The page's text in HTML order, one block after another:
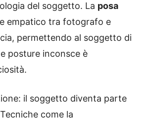
del soggetto. La posa
empatico tra fotografo e
permettendo al soggetto di
posture inconsce è
il soggetto diventa parte
come la